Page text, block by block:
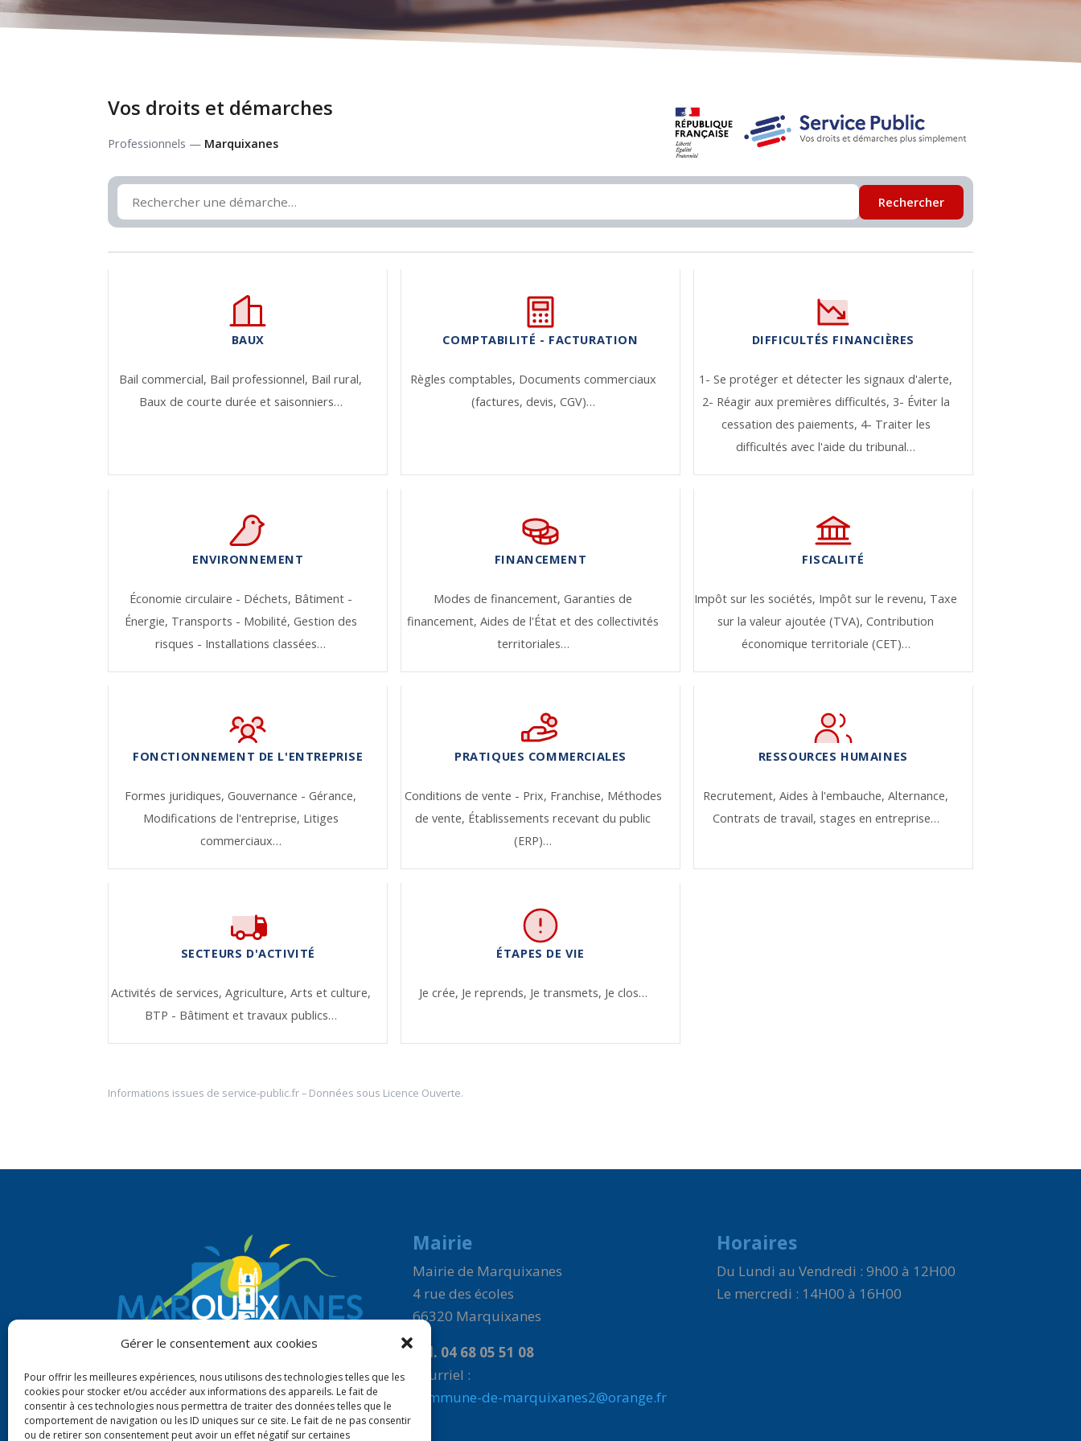
Gérer le consentement aux cookies
Pour offrir les meilleures expériences, nous utilisons des technologies telles que les
cookies pour stocker et/ou accéder aux informations des appareils. Le fait de
consentir à ces technologies nous permettra de traiter des données telles que le
comportement de navigation ou les ID uniques sur ce site. Le fait de ne pas consentir
ou de retirer son consentement peut avoir un effet négatif sur certaines
Vos droits et démarches
Professionnels — Marquixanes
Rechercher
BAUX
Bail commercial, Bail professionnel, Bail rural,
Baux de courte durée et saisonniers…
COMPTABILITÉ - FACTURATION
Règles comptables, Documents commerciaux
(factures, devis, CGV)…
DIFFICULTÉS FINANCIÈRES
1- Se protéger et détecter les signaux d'alerte,
2- Réagir aux premières difficultés, 3- Éviter la
cessation des paiements, 4- Traiter les
difficultés avec l'aide du tribunal…
ENVIRONNEMENT
Économie circulaire - Déchets, Bâtiment -
Énergie, Transports - Mobilité, Gestion des
risques - Installations classées…
FINANCEMENT
Modes de financement,Garanties de
financement,Aides de l'État et des collectivités
territoriales…
FISCALITÉ
Impôt sur les sociétés, Impôt sur le revenu, Taxe
sur la valeur ajoutée (TVA),Contribution
économique territoriale (CET)…
FONCTIONNEMENT DE L'ENTREPRISE
Formes juridiques,Gouvernance - Gérance,
Modifications de l'entreprise, Litiges
commerciaux…
PRATIQUES COMMERCIALES
Conditions de vente - Prix, Franchise, Méthodes
de vente, Établissements recevant du public
(ERP)…
RESSOURCES HUMAINES
Recrutement,Aides à l'embauche,Alternance,
Contrats de travail, stages en entreprise…
SECTEURS D'ACTIVITÉ
Activités de services, Agriculture, Arts et culture,
BTP - Bâtiment et travaux publics…
ÉTAPES DE VIE
Je crée, Je reprends, Je transmets, Je clos…
Informations issues de service-public.fr– Données sous Licence Ouverte.
Mairie
Mairie de Marquixanes
4 rue des écoles
66320 Marquixanes
Tél. 04 68 05 51 08
Courriel :
commune-de-marquixanes2@orange.fr
Horaires
Du Lundi au Vendredi : 9h00 à 12H00
Le mercredi : 14H00 à 16H00